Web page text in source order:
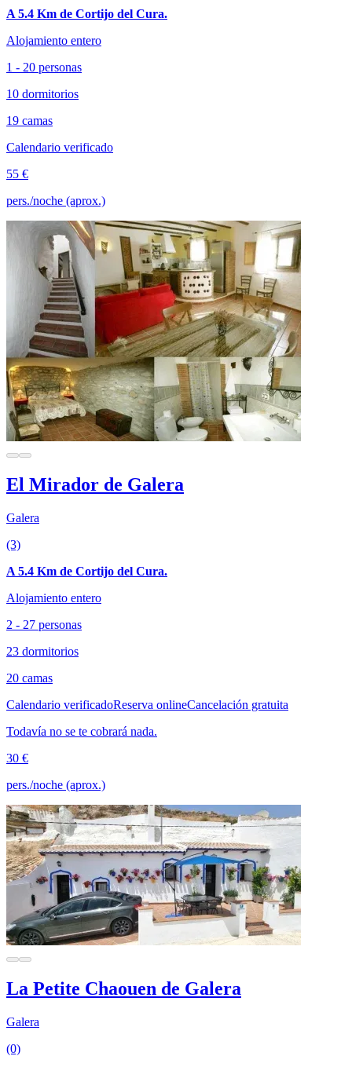
A 5.4 Km de Cortijo del Cura.
Alojamiento entero
1 - 20 personas
10 dormitorios
19 camas
Calendario verificado
55 €
pers./noche (aprox.)
El Mirador de Galera
Galera
(3)
A 5.4 Km de Cortijo del Cura.
Alojamiento entero
2 - 27 personas
23 dormitorios
20 camas
Calendario verificadoReserva onlineCancelación gratuita
Todavía no se te cobrará nada.
30 €
pers./noche (aprox.)
La Petite Chaouen de Galera
Galera
(0)